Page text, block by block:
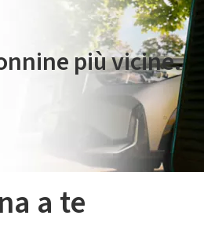
più vicine.
a te